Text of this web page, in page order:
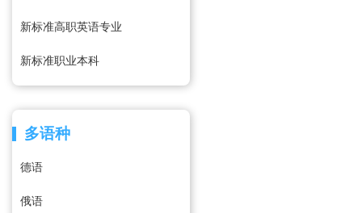
新标准高职英语专业
新标准职业本科
多语种
德语
俄语